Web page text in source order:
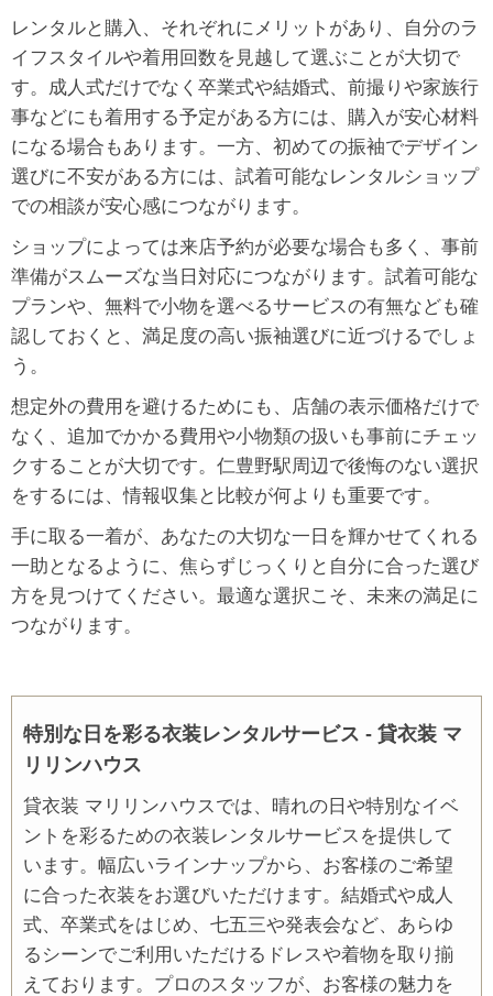
レンタルと購入、それぞれにメリットがあり、自分のラ
イフスタイルや着用回数を見越して選ぶことが大切で
す。成人式だけでなく卒業式や結婚式、前撮りや家族行
事などにも着用する予定がある方には、購入が安心材料
になる場合もあります。一方、初めての振袖でデザイン
選びに不安がある方には、試着可能なレンタルショップ
での相談が安心感につながります。
ショップによっては来店予約が必要な場合も多く、事前
準備がスムーズな当日対応につながります。試着可能な
プランや、無料で小物を選べるサービスの有無なども確
認しておくと、満足度の高い振袖選びに近づけるでしょ
う。
想定外の費用を避けるためにも、店舗の表示価格だけで
なく、追加でかかる費用や小物類の扱いも事前にチェッ
クすることが大切です。仁豊野駅周辺で後悔のない選択
をするには、情報収集と比較が何よりも重要です。
手に取る一着が、あなたの大切な一日を輝かせてくれる
一助となるように、焦らずじっくりと自分に合った選び
方を見つけてください。最適な選択こそ、未来の満足に
つながります。
特別な日を彩る衣装レンタルサービス - 貸衣装 マ
リリンハウス
貸衣装 マリリンハウスでは、晴れの日や特別なイベ
ントを彩るための衣装レンタルサービスを提供して
います。幅広いラインナップから、お客様のご希望
に合った衣装をお選びいただけます。結婚式や成人
式、卒業式をはじめ、七五三や発表会など、あらゆ
るシーンでご利用いただけるドレスや着物を取り揃
えております。プロのスタッフが、お客様の魅力を